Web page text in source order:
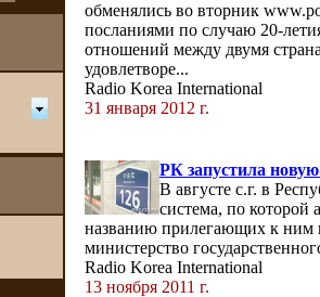
обменялись во вторник
посланиями по случаю 20-
отношений между двумя
удовлетворе...
Radio Korea International
31 января 2012 г.
РК запустила
В августе с.г. в
система, по которой
названию прилегающих к ним
министерство
Radio Korea International
13 ноября 2011 г.